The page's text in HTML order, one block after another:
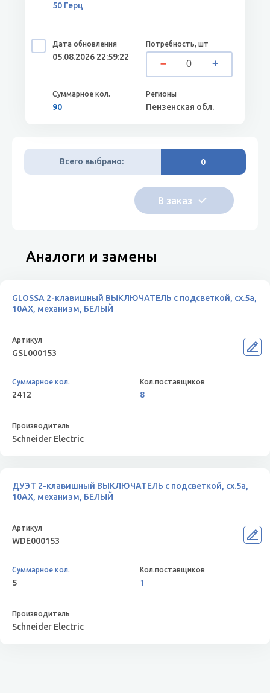
50 Герц
05.08.2026 22:59:22
90 Пензенская обл.
Всего выбрано: 0
Аналоги и замены
GLOSSA 2-клавишный ВЫКЛЮЧАТЕЛЬ с подсветкой, сх.5а,
10АХ, механизм, БЕЛЫЙ
GSL000153
2412 8
Schneider Electric
ДУЭТ 2-клавишный ВЫКЛЮЧАТЕЛЬ с подсветкой, сх.5а,
10АХ, механизм, БЕЛЫЙ
WDE000153
5 1
Schneider Electric